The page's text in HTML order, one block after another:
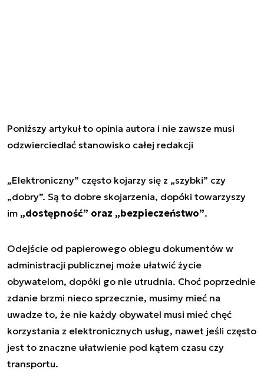
Poniższy artykuł to opinia autora i nie zawsze musi
odzwierciedlać stanowisko całej redakcji
„Elektroniczny” często kojarzy się z „szybki” czy
„dobry”. Są to dobre skojarzenia, dopóki towarzyszy
im „dostępność” oraz „bezpieczeństwo”.
Odejście od papierowego obiegu dokumentów w
administracji publicznej może ułatwić życie
obywatelom, dopóki go nie utrudnia. Choć poprzednie
zdanie brzmi nieco sprzecznie, musimy mieć na
uwadze to, że nie każdy obywatel musi mieć chęć
korzystania z elektronicznych usług, nawet jeśli często
jest to znaczne ułatwienie pod kątem czasu czy
transportu.